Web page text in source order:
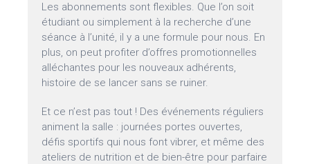
Les abonnements sont flexibles. Que l’on soit
étudiant ou simplement à la recherche d’une
séance à l’unité, il y a une formule pour nous. En
plus, on peut profiter d’offres promotionnelles
alléchantes pour les nouveaux adhérents,
histoire de se lancer sans se ruiner.
Et ce n’est pas tout ! Des événements réguliers
animent la salle : journées portes ouvertes,
défis sportifs qui nous font vibrer, et même des
ateliers de nutrition et de bien-être pour parfaire